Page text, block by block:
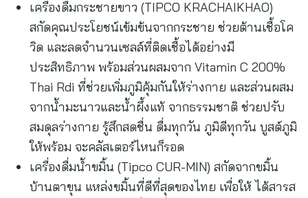
เครื่องดื่มกระชายขาว (TIPCO KRACHAIKHAO)
สกัดคุณประโยชน์เข้มข้นจากกระชาย ช่วยต้านเชื้อโค
วิด และลดจำนวนเซลล์ที่ติดเชื้อได้อย่างมี
ประสิทธิภาพ พร้อมส่วนผสมจาก Vitamin C 200%
Thai Rdi ที่ช่วยเพิ่มภูมิคุ้มกันให้ร่างกาย และส่วนผสม
จากน้ำมะนาวและน้ำผึ้งแท้ จากธรรมชาติ ช่วยปรับ
สมดุลร่างกาย รู้สึกสดชื่น ดื่มทุกวัน ภูมิดีทุกวัน บูสต์ภูมิ
ให้พร้อม จะคลัสเตอร์ไหนก็รอด
เครื่องดื่มน้ำขมิ้น (Tipco CUR-MIN) สกัดจากขมิ้น
บ้านตาขุน แหล่งขมิ้นที่ดีที่สุดของไทย เพื่อให้ ได้สารส